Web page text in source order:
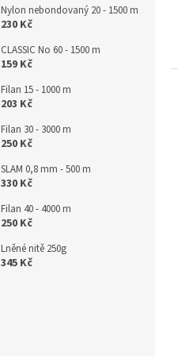
Nylon nebondovaný 20 - 1500 m
230 Kč
CLASSIC No 60 - 1500 m
159 Kč
Filan 15 - 1000 m
203 Kč
Filan 30 - 3000 m
250 Kč
SLAM 0,8 mm - 500 m
330 Kč
Filan 40 - 4000 m
250 Kč
Lněné nitě 250g
345 Kč